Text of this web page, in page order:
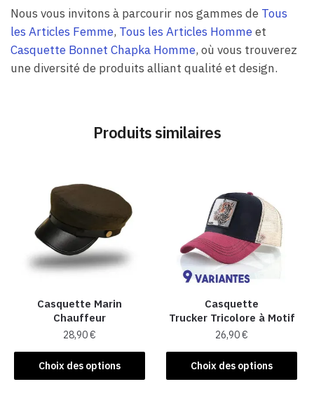
Nous vous invitons à parcourir nos gammes de Tous
les Articles Femme, Tous les Articles Hommeet
Casquette Bonnet Chapka Homme, où vous trouverez
une diversité de produits alliant qualité et design.
Produits similaires
Casquette Marin
Chauffeur
28,90€
Choix des options
Ce
produit
Casquette
Trucker Tricolore à Motif
26,90€
Choix des options
Ce
produit